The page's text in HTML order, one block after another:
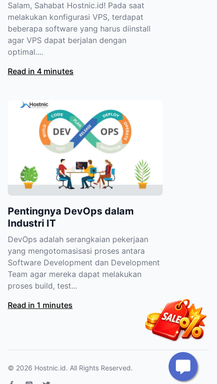
Salam, Sahabat Hostnic.id! Pada saat
melakukan konfigurasi VPS, terdapat
beberapa software yang harus diinstall
agar VPS dapat berjalan dengan
optimal....
Read in 4 minutes
Pentingnya DevOps dalam
Industri IT
DevOps adalah serangkaian pekerjaan
yang mengotomasisasi proses antara
Software Development dan Development
Team agar mereka dapat melakukan
proses build, test...
Read in 1 minutes
© 2026 Hostnic.id. All Rights Reserved.